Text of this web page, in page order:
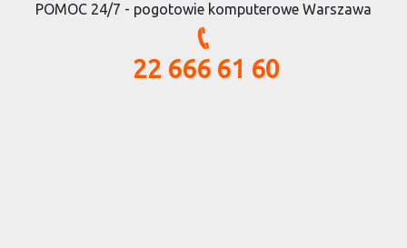
POMOC 24/7 - pogotowie komputerowe Warszawa
22 666 61 60